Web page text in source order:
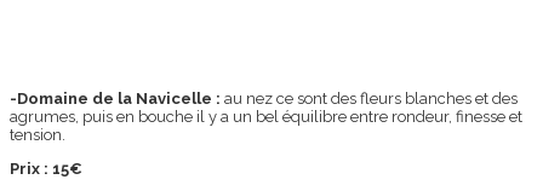
-Domaine de la Navicelle : au nez ce sont des fleurs blanches et des
agrumes, puis en bouche il y a un bel équilibre entre rondeur, finesse et
tension.
Prix : 15€